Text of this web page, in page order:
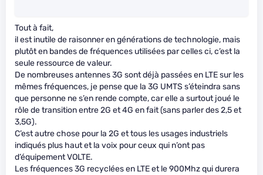
Tout à fait,
il est inutile de raisonner en générations de technologie, mais
plutôt en bandes de fréquences utilisées par celles ci, c’est la
seule ressource de valeur.
De nombreuses antennes 3G sont déjà passées en LTE sur les
mêmes fréquences, je pense que la 3G UMTS s’éteindra sans
que personne ne s’en rende compte, car elle a surtout joué le
rôle de transition entre 2G et 4G en fait (sans parler des 2,5 et
3,5G).
C’est autre chose pour la 2G et tous les usages industriels
indiqués plus haut et la voix pour ceux qui n’ont pas
d’équipement VOLTE.
Les fréquences 3G recyclées en LTE et le 900Mhz qui durera